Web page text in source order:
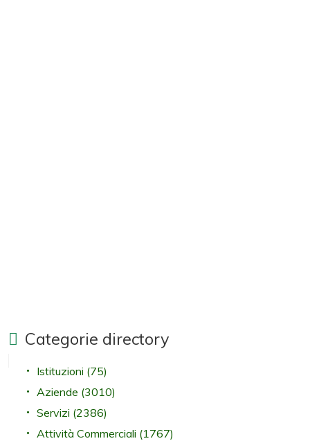
Categorie directory
Istituzioni (75)
Aziende (3010)
Servizi (2386)
Attività Commerciali (1767)